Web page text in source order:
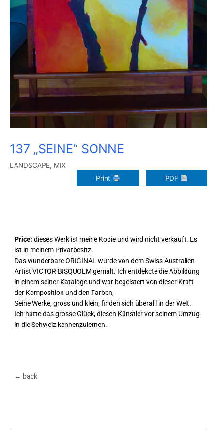
137 „SEINE“ SONNE
LANDSCAPE, MIX
Print
PDF
Price: dieses Werk ist meine Kopie und wird nicht verkauft. Es
ist in meinem Privatbesitz.
Das wunderbare ORIGINAL wurde von dem Swiss Australien
Artist VICTOR BISQUOLM gemalt. Ich entdekcte die Abbildung
in einem seiner Kataloge und war begeistert von dieser Kraft
der Komposition und den Farben,
Seine Werke, gross und klein, finden sich überalll in der Welt.
Ich hatte das grosse Glück, diesen Künstler vor seinem Umzug
in die Schweiz kennenzulernen.
← back